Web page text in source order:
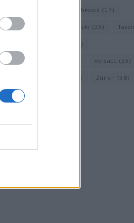
Schmuck (17)
Sportmax Swarovski (23)
(33)
Vacheron Constantin Versace (26)
(18) Zürich (38)